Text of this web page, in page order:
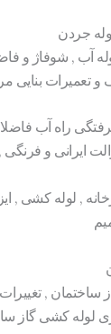
جردن
آب , شوفاژ و
تعمیرات بنایی
گرفتگی راه آب
ایرانی و فرنگی
, لوله کشی ,
ساختمان ,
لوله کشی گاز